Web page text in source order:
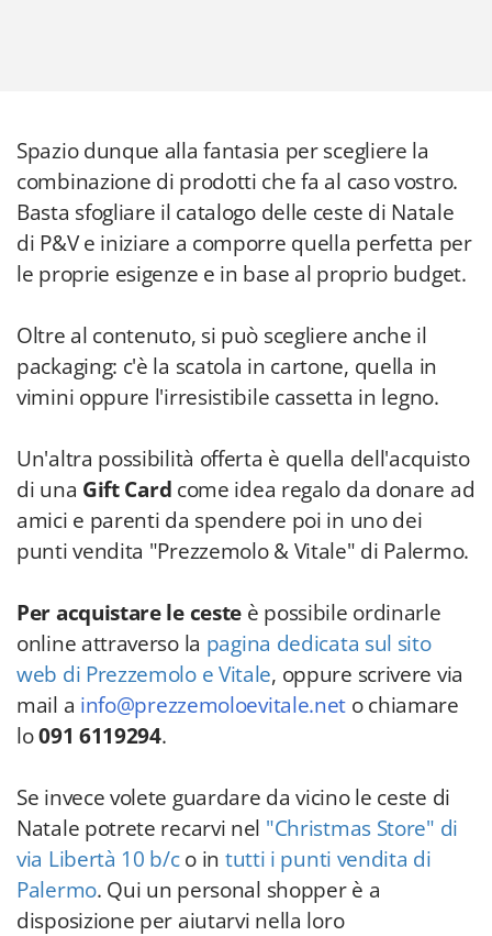
Spazio dunque alla fantasia per scegliere la
combinazione di prodotti che fa al caso vostro.
Basta sfogliare il catalogo delle ceste di Natale
di P&V e iniziare a comporre quella perfetta per
le proprie esigenze e in base al proprio budget.
Oltre al contenuto, si può scegliere anche il
packaging: c'è la scatola in cartone, quella in
vimini oppure l'irresistibile cassetta in legno.
Un'altra possibilità offerta è quella dell'acquisto
di una Gift Card come idea regalo da donare ad
amici e parenti da spendere poi in uno dei
punti vendita "Prezzemolo & Vitale" di Palermo.
Per acquistare le ceste è possibile ordinarle
online attraverso la pagina dedicata sul sito
web di Prezzemolo e Vitale, oppure scrivere via
mail a info@prezzemoloevitale.net o chiamare
lo091 6119294.
Se invece volete guardare da vicino le ceste di
Natale potrete recarvi nel "Christmas Store" di
via Libertà 10 b/co in tutti i punti vendita di
Palermo. Qui un personal shopper è a
disposizione per aiutarvi nella loro